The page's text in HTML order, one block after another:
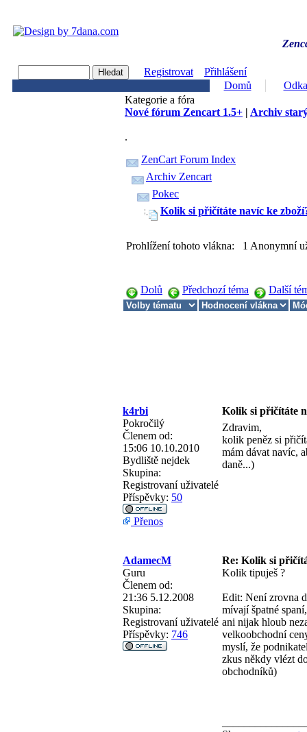
Registrovat
Přihlášení
Domů
Kategorie a fóra
Nové fórum Zencart 1.5+ | Archiv
.
ZenCart Forum Index
Archiv Zencart
Pokec
Kolik si přičítáte navíc ke
Prohlížení tohoto vlákna: 1 Anonymní
Dolů Předchozí téma Další
k4rbi
Kolik si přičítáte
Pokročilý
Členem od:
15:06 10.10.2010
Bydliště nejdek
Skupina:
Registrovaní uživatelé
Příspěvky: 50
Zdravim,
kolik peněz si
mám dávat navíc,
daně...)
Přenos
AdamecM
Re: Kolik si
Guru
Členem od:
21:36 5.12.2008
Skupina:
Registrovaní uživatelé
Příspěvky: 746
Kolik tipuješ ?
Edit: Není zrovna
mívají špatné
ani nijak hloub
velkoobchodní
myslí, že
zkus někdy vlézt
obchodníků)